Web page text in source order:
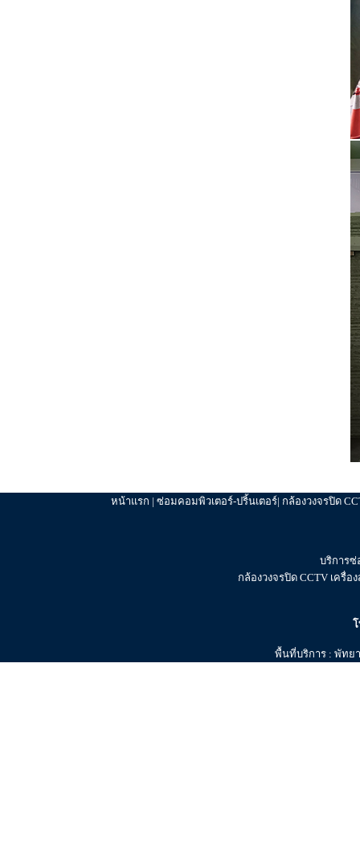
หน้าแรก | ซ่อมคอมพิวเตอร์-ปริ้นเตอร์| กล้องวงจรปิด
บริการซ่
กล้องวงจรปิด CCTV เครื่
พื้นที่บริการ : พัทย